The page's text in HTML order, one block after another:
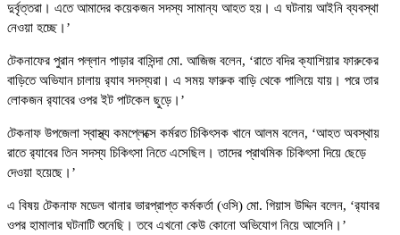
দুর্বৃত্তরা। এতে আমাদের কয়েকজন সদস্য সামান্য আহত হয়। এ ঘটনায় আইনি ব্যবস্থা
নেওয়া হচ্ছে।’
টেকনাফের পুরান পল্লান পাড়ার বাসিন্দা মো. আজিজ বলেন, ‘রাতে বদির ক্যাশিয়ার ফারুকের
বাড়িতে অভিযান চালায় র‌্যাব সদস্যরা। এ সময় ফারুক বাড়ি থেকে পালিয়ে যায়। পরে তার
লোকজন র‌্যাবের ওপর ইট পাটকেল ছুড়ে।’
টেকনাফ উপজেলা স্বাস্থ্য কমপ্লেক্সে কর্মরত চিকিৎসক খানে আলম বলেন, ‘আহত অবস্থায়
রাতে র‌্যাবের তিন সদস্য চিকিৎসা নিতে এসেছিল। তাদের প্রাথমিক চিকিৎসা দিয়ে ছেড়ে
দেওয়া হয়েছে।’
এ বিষয় টেকনাফ মডেল থানার ভারপ্রাপ্ত কর্মকর্তা (ওসি) মো. গিয়াস উদ্দিন বলেন, ‘র‌্যাবর
ওপর হামালার ঘটনাটি শুনেছি। তবে এখনো কেউ কোনো অভিযোগ নিয়ে আসেনি।’